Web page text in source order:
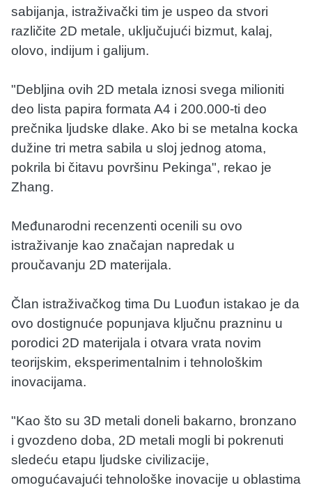
sabijanja, istraživački tim je uspeo da stvori
različite 2D metale, uključujući bizmut, kalaj,
olovo, indijum i galijum.
"Debljina ovih 2D metala iznosi svega milioniti
deo lista papira formata A4 i 200.000-ti deo
prečnika ljudske dlake. Ako bi se metalna kocka
dužine tri metra sabila u sloj jednog atoma,
pokrila bi čitavu površinu Pekinga", rekao je
Zhang.
Međunarodni recenzenti ocenili su ovo
istraživanje kao značajan napredak u
proučavanju 2D materijala.
Član istraživačkog tima Du Luođun istakao je da
ovo dostignuće popunjava ključnu prazninu u
porodici 2D materijala i otvara vrata novim
teorijskim, eksperimentalnim i tehnološkim
inovacijama.
"Kao što su 3D metali doneli bakarno, bronzano
i gvozdeno doba, 2D metali mogli bi pokrenuti
sledeću etapu ljudske civilizacije,
omogućavajući tehnološke inovacije u oblastima